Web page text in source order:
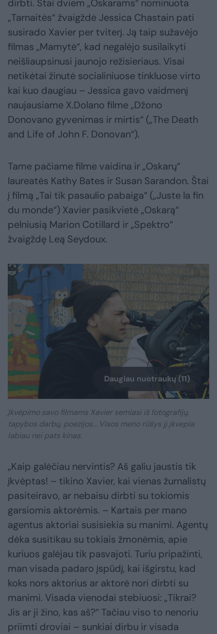
dirbti. Štai dviem „Oskarams“ nominuota
„Tarnaitės“ žvaigždė Jessica Chastain pati
susirado Xavier per tviterį. Ją taip sužavėjo
filmas „Mamytė“, kad negalėjo susilaikyti
neišliaupsinusi jaunojo režisieriaus. Visai
netikėtai žinutė socialiniuose tinkluose virto
kai kuo daugiau – Jessica gavo vaidmenį
naujausiame X.Dolano filme „Džono
Donovano gyvenimas ir mirtis“ („The Death
and Life of John F. Donovan“).
Tame pačiame filme vaidina ir „Oskarų“
laureatės Kathy Bates ir Susan Sarandon. Štai
į filmą „Tai tik pasaulio pabaiga“ („Juste la fin
du monde“) Xavier pasikvietė „Oskarą“
pelniusią Marion Cotillard ir „Spektro“
žvaigždę Leą Seydoux.
Daugiau nuotraukų (11)
Įkvėpimo savo filmams Xavier semiasi iš fotografijų,
tapybos darbų, poezijos... Visos meno rūšys jį įkvepia
labiau nei pats kinas.
„Kaip galėčiau nervintis? Aš galiu jaustis tik
įkvėptas! – tikino Xavier, kai vienas žurnalistų
pasiteiravo, ar nebaisu dirbti su tokiomis
garsiomis aktorėmis. – Kartais per mano
agentus aktoriai susisiekia su manimi. Agentų
dėka susitikau su tokiais žmonėmis, apie
kuriuos galėjau tik pasvajoti. Turiu pripažinti,
man visada padaro įspūdį, kai išgirstu, kad
koks nors aktorius ar aktorė nori dirbti su
manimi. Visada vienodai stebiuosi: „Tikrai?
Jis ar ji žino, kas aš?“ Tačiau viso to nenoriu
priimti droviai – sunkiai dirbu ir visada